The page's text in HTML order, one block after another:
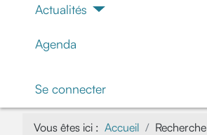
Actualités
Agenda
Se connecter
Vous êtes ici : Accueil
Recherche